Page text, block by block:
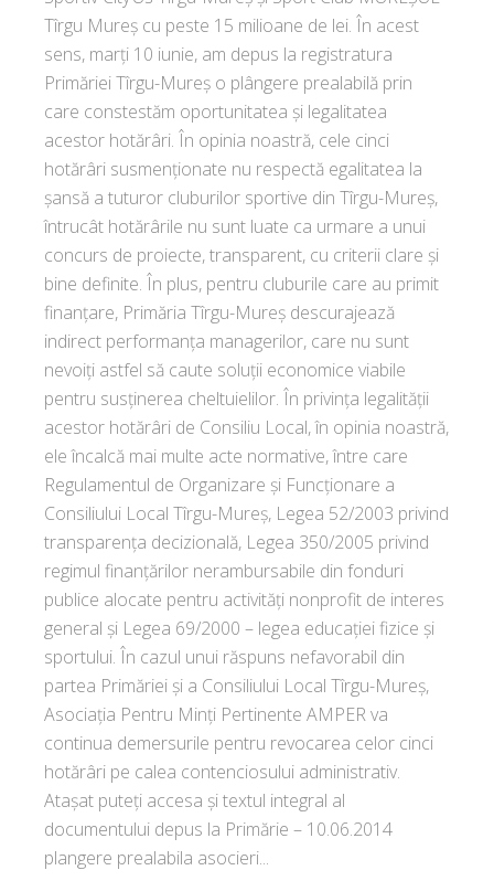
Tîrgu Mureş cu peste 15 milioane de lei. În acest
sens, marți 10 iunie, am depus la registratura
Primăriei Tîrgu-Mureș o plângere prealabilă prin
care constestăm oportunitatea și legalitatea
acestor hotărâri. În opinia noastră, cele cinci
hotărâri susmenționate nu respectă egalitatea la
șansă a tuturor cluburilor sportive din Tîrgu-Mureș,
întrucât hotărârile nu sunt luate ca urmare a unui
concurs de proiecte, transparent, cu criterii clare și
bine definite. În plus, pentru cluburile care au primit
finanțare, Primăria Tîrgu-Mureș descurajează
indirect performanța managerilor, care nu sunt
nevoiți astfel să caute soluții economice viabile
pentru susținerea cheltuielilor. În privința legalității
acestor hotărâri de Consiliu Local, în opinia noastră,
ele încalcă mai multe acte normative, între care
Regulamentul de Organizare și Funcționare a
Consiliului Local Tîrgu-Mureș, Legea 52/2003 privind
transparența decizională, Legea 350/2005 privind
regimul finanţărilor nerambursabile din fonduri
publice alocate pentru activităţi nonprofit de interes
general și Legea 69/2000 – legea educației fizice și
sportului. În cazul unui răspuns nefavorabil din
partea Primăriei și a Consiliului Local Tîrgu-Mureș,
Asociația Pentru Minți Pertinente AMPER va
continua demersurile pentru revocarea celor cinci
hotărâri pe calea contenciosului administrativ.
Atașat puteți accesa și textul integral al
documentului depus la Primărie – 10.06.2014
plangere prealabila asocieri...